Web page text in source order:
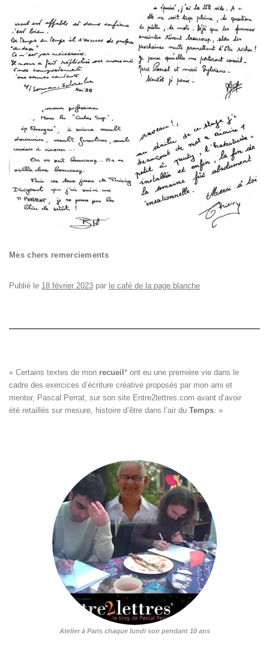
Mes chers remerciements
Publié le 18 février 2023 par le café de la page blanche
« Certains textes de mon recueil * ont eu une première vie dans le
cadre des exercices d’écriture créative proposés par mon ami et
mentor, Pascal Perrat, sur son site Entre2lettres.com avant d’avoir
été retaillés sur mesure, histoire d’être dans l’air du Temps. »
Atelier à Paris chaque lundi soir pendant 10 ans